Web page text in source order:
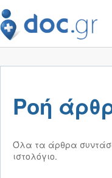
Ροή
Όλα τα άρθρα
ιστολόγιο.